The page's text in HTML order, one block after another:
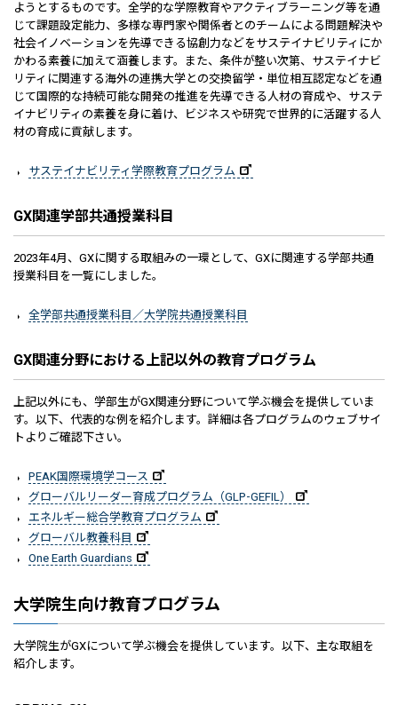
ようとするものです。全学的な学際教育やアクティブラーニング等を通
じて課題設定能力、多様な専門家や関係者とのチームによる問題解決や
社会イノベーションを先導できる協創力などをサステイナビリティにか
かわる素養に加えて涵養します。また、条件が整い次第、サステイナビ
リティに関連する海外の連携大学との交換留学・単位相互認定などを通
じて国際的な持続可能な開発の推進を先導できる人材の育成や、サステ
イナビリティの素養を身に着け、ビジネスや研究で世界的に活躍する人
材の育成に貢献します。
サステイナビリティ学際教育プログラム
GX関連学部共通授業科目
2023年4月、GXに関する取組みの一環として、GXに関連する学部共通
授業科目を一覧にしました。
全学部共通授業科目／大学院共通授業科目
GX関連分野における上記以外の教育プログラム
上記以外にも、学部生がGX関連分野について学ぶ機会を提供していま
す。以下、代表的な例を紹介します。詳細は各プログラムのウェブサイ
トよりご確認下さい。
PEAK国際環境学コース
グローバルリーダー育成プログラム（GLP-GEFIL）
エネルギー総合学教育プログラム
グローバル教養科目
One Earth Guardians
大学院生向け教育プログラム
大学院生がGXについて学ぶ機会を提供しています。以下、主な取組を
紹介します。